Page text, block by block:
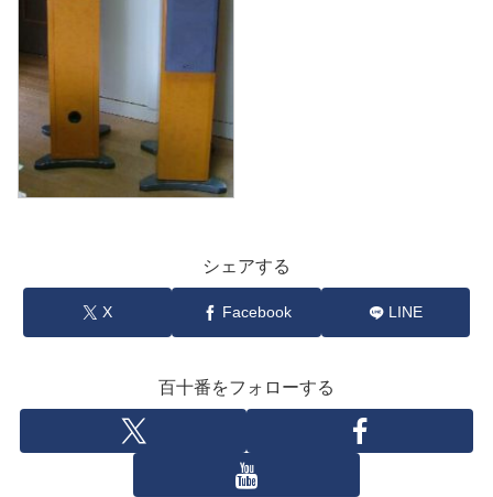
シェアする
X Facebook LINE
百十番をフォローする